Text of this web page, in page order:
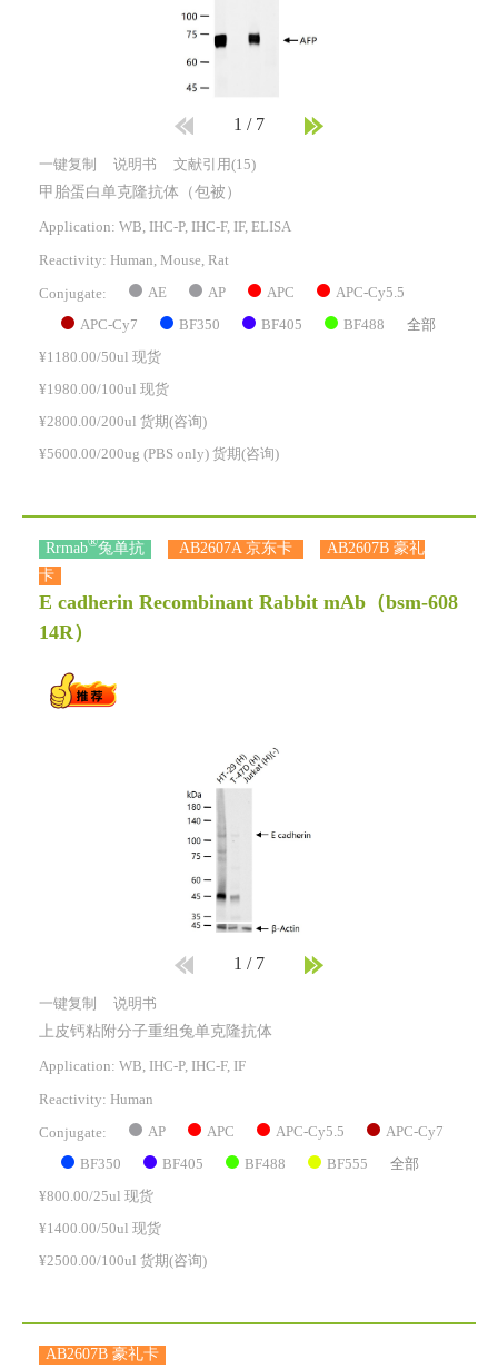
1 / 7
一键复制 说明书 文献引用(15)
甲胎蛋白单克隆抗体（包被）
Application: WB, IHC-P, IHC-F, IF, ELISA
Reactivity: Human, Mouse, Rat
Conjugate: AE AP APC APC-Cy5.5
APC-Cy7 BF350 BF405 BF488 全部
¥1180.00/50ul 现货
¥1980.00/100ul 现货
¥2800.00/200ul 货期(咨询)
¥5600.00/200ug (PBS only) 货期(咨询)
Rrmab®兔单抗 AB2607A 京东卡
AB2607B 豪礼
卡
E cadherin Recombinant Rabbit mAb （bsm-608
14R）
1 / 7
一键复制 说明书
上皮钙粘附分子重组兔单克隆抗体
Application: WB, IHC-P, IHC-F, IF
Reactivity: Human
Conjugate: AP APC APC-Cy5.5 APC-Cy7
BF350 BF405 BF488 BF555 全部
¥800.00/25ul 现货
¥1400.00/50ul 现货
¥2500.00/100ul 货期(咨询)
AB2607B 豪礼卡